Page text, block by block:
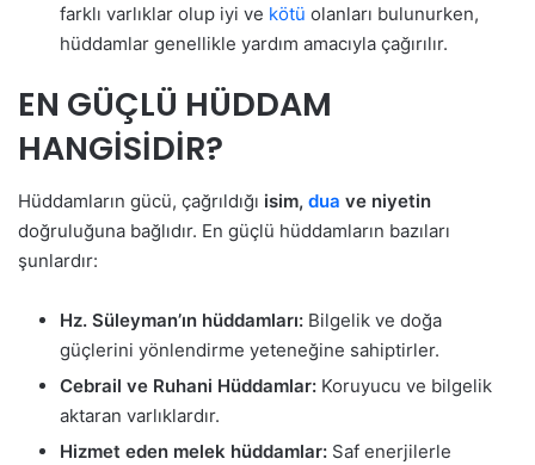
farklı varlıklar olup iyi ve kötü olanları bulunurken,
hüddamlar genellikle yardım amacıyla çağırılır.
EN GÜÇLÜ HÜDDAM
HANGİSİDİR?
Hüddamların gücü, çağrıldığı isim, dua ve niyetin
doğruluğuna bağlıdır. En güçlü hüddamların bazıları
şunlardır:
Hz. Süleyman’ın hüddamları: Bilgelik ve doğa
güçlerini yönlendirme yeteneğine sahiptirler.
Cebrail ve Ruhani Hüddamlar: Koruyucu ve bilgelik
aktaran varlıklardır.
Hizmet eden melek hüddamlar: Saf enerjilerle